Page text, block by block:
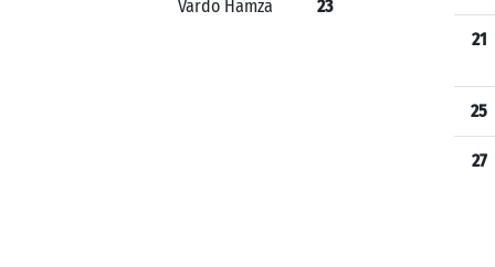
Vardo Hamza 23
21
25
27